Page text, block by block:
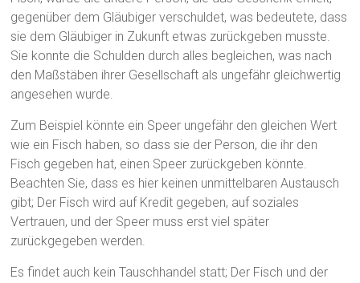
gegenüber dem Gläubiger verschuldet, was bedeutete, dass
sie dem Gläubiger in Zukunft etwas zurückgeben musste.
Sie konnte die Schulden durch alles begleichen, was nach
den Maßstäben ihrer Gesellschaft als ungefähr gleichwertig
angesehen wurde.
Zum Beispiel könnte ein Speer ungefähr den gleichen Wert
wie ein Fisch haben, so dass sie der Person, die ihr den
Fisch gegeben hat, einen Speer zurückgeben könnte.
Beachten Sie, dass es hier keinen unmittelbaren Austausch
gibt; Der Fisch wird auf Kredit gegeben, auf soziales
Vertrauen, und der Speer muss erst viel später
zurückgegeben werden.
Es findet auch kein Tauschhandel statt; Der Fisch und der